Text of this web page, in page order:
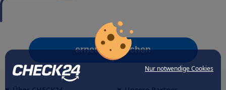
Nur notwendige Cookies
erneut versuchen